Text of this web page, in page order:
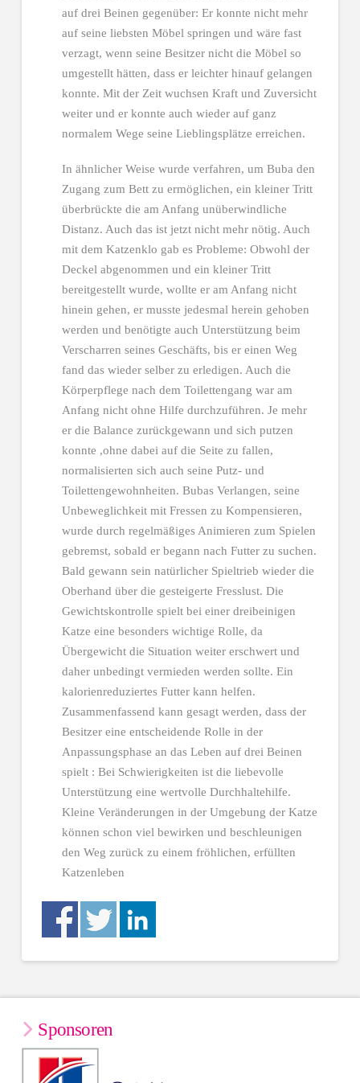
auf drei Beinen gegenüber: Er konnte nicht mehr
auf seine liebsten Möbel springen und wäre fast
verzagt, wenn seine Besitzer nicht die Möbel so
umgestellt hätten, dass er leichter hinauf gelangen
konnte. Mit der Zeit wuchsen Kraft und Zuversicht
weiter und er konnte auch wieder auf ganz
normalem Wege seine Lieblingsplätze erreichen.
In ähnlicher Weise wurde verfahren, um Buba den
Zugang zum Bett zu ermöglichen, ein kleiner Tritt
überbrückte die am Anfang unüberwindliche
Distanz. Auch das ist jetzt nicht mehr nötig. Auch
mit dem Katzenklo gab es Probleme: Obwohl der
Deckel abgenommen und ein kleiner Tritt
bereitgestellt wurde, wollte er am Anfang nicht
hinein gehen, er musste jedesmal herein gehoben
werden und benötigte auch Unterstützung beim
Verscharren seines Geschäfts, bis er einen Weg
fand das wieder selber zu erledigen. Auch die
Körperpflege nach dem Toilettengang war am
Anfang nicht ohne Hilfe durchzuführen. Je mehr
er die Balance zurückgewann und sich putzen
konnte ,ohne dabei auf die Seite zu fallen,
normalisierten sich auch seine Putz- und
Toilettengewohnheiten. Bubas Verlangen, seine
Unbeweglichkeit mit Fressen zu Kompensieren,
wurde durch regelmäßiges Animieren zum Spielen
gebremst, sobald er begann nach Futter zu suchen.
Bald gewann sein natürlicher Spieltrieb wieder die
Oberhand über die gesteigerte Fresslust. Die
Gewichtskontrolle spielt bei einer dreibeinigen
Katze eine besonders wichtige Rolle, da
Übergewicht die Situation weiter erschwert und
daher unbedingt vermieden werden sollte. Ein
kalorienreduziertes Futter kann helfen.
Zusammenfassend kann gesagt werden, dass der
Besitzer eine entscheidende Rolle in der
Anpassungsphase an das Leben auf drei Beinen
spielt : Bei Schwierigkeiten ist die liebevolle
Unterstützung eine wertvolle Durchhaltehilfe.
Kleine Veränderungen in der Umgebung der Katze
können schon viel bewirken und beschleunigen
den Weg zurück zu einem fröhlichen, erfüllten
Katzenleben
Sponsoren